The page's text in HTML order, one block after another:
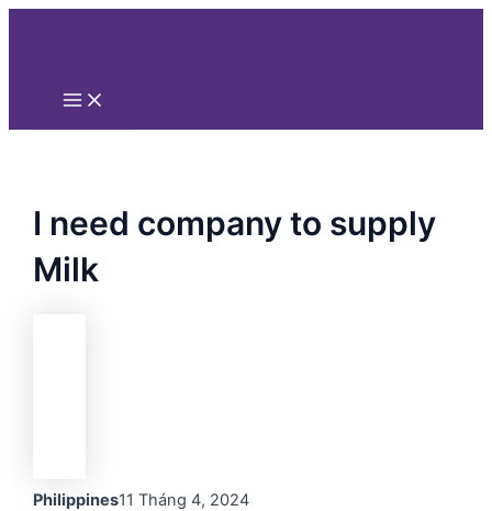
Nhảy
Main
I need company to supply
Milk
Philippines11 Tháng 4, 2024